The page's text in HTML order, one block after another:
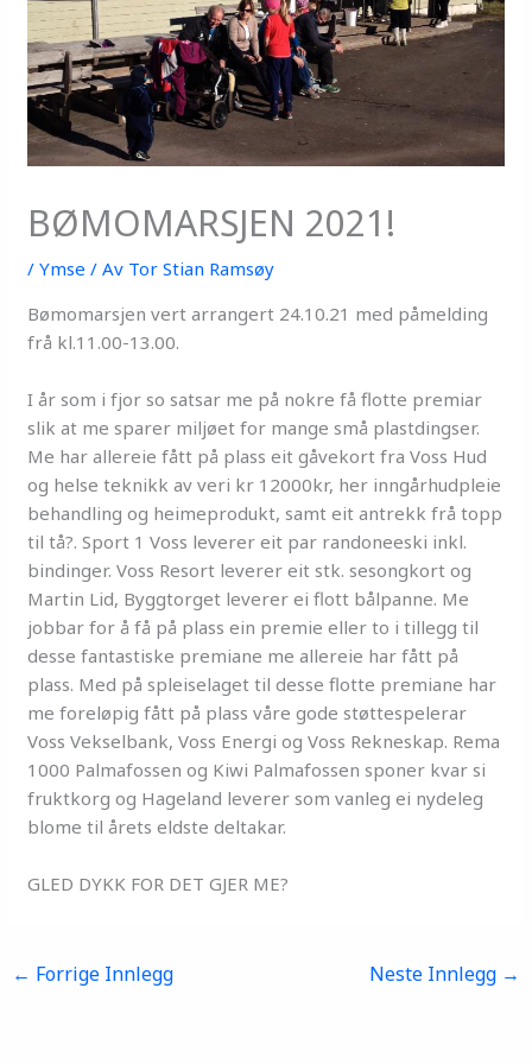
BØMOMARSJEN 2021!
/Ymse / Av Tor Stian Ramsøy
Bømomarsjen vert arrangert 24.10.21 med påmelding
frå kl.11.00-13.00.
I år som i fjor so satsar me på nokre få flotte premiar
slik at me sparer miljøet for mange små plastdingser.
Me har allereie fått på plass eit gåvekort fra Voss Hud
og helse teknikk av veri kr 12000kr, her inngårhudpleie
behandling og heimeprodukt, samt eit antrekk frå topp
til tå?. Sport 1 Voss leverer eit par randoneeski inkl.
bindinger. Voss Resort leverer eit stk. sesongkort og
Martin Lid, Byggtorget leverer ei flott bålpanne. Me
jobbar for å få på plass ein premie eller to i tillegg til
desse fantastiske premiane me allereie har fått på
plass. Med på spleiselaget til desse flotte premiane har
me foreløpig fått på plass våre gode støttespelerar
Voss Vekselbank, Voss Energi og Voss Rekneskap. Rema
1000 Palmafossen og Kiwi Palmafossen sponer kvar si
fruktkorg og Hageland leverer som vanleg ei nydeleg
blome til årets eldste deltakar.
GLED DYKK FOR DET GJER ME?
← Forrige Innlegg Neste Innlegg →